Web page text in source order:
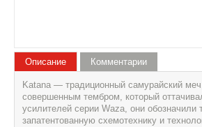
Описание
Katana — традиционный самурайский
совершенным тембром, который
усилителей серии Waza, они
запатентованную схемотехнику и
Комментарии